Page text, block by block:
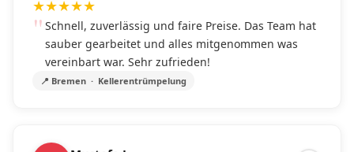
★★★★★
Schnell, zuverlässig und faire Preise. Das Team hat
sauber gearbeitet und alles mitgenommen was
vereinbart war. Sehr zufrieden!
📍 Bremen · Kellerentrümpelung